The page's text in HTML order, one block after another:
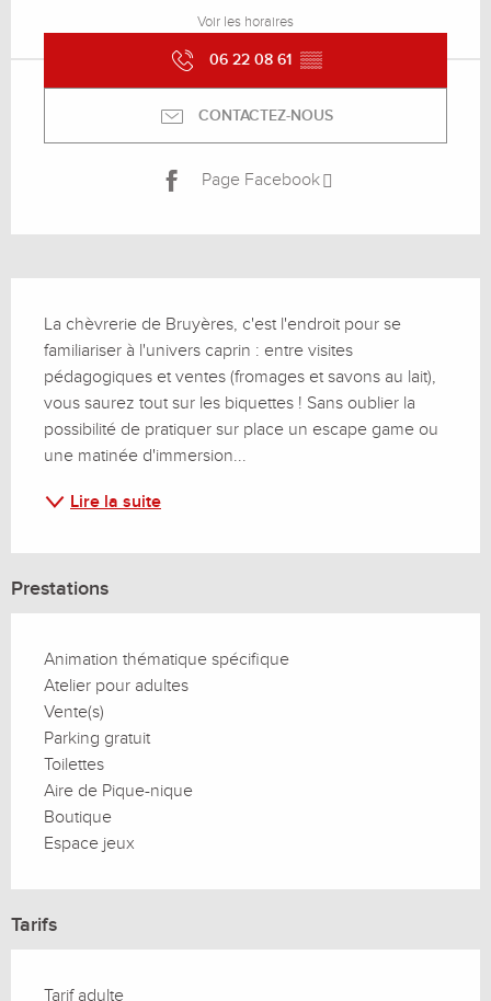
Voir les horaires
06 22 08 61 ▒▒
CONTACTEZ-NOUS
Page Facebook
La chèvrerie de Bruyères, c'est l'endroit pour se
familiariser à l'univers caprin : entre visites
pédagogiques et ventes (fromages et savons au lait),
vous saurez tout sur les biquettes ! Sans oublier la
possibilité de pratiquer sur place un escape game ou
une matinée d'immersion...
Lire la suite
Prestations
Animation thématique spécifique
Atelier pour adultes
Vente(s)
Parking gratuit
Toilettes
Aire de Pique-nique
Boutique
Espace jeux
Tarifs
Tarif adulte